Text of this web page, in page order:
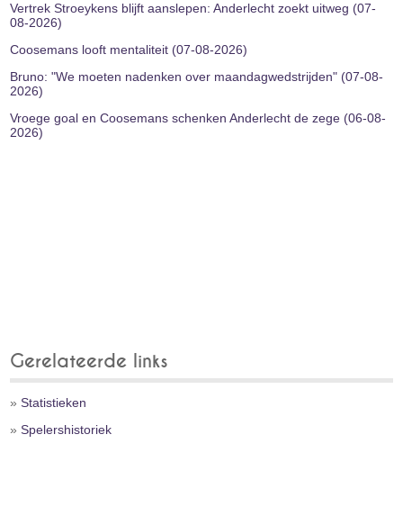
Vertrek Stroeykens blijft aanslepen: Anderlecht zoekt uitweg (07-
08-2026)
Coosemans looft mentaliteit (07-08-2026)
Bruno: "We moeten nadenken over maandagwedstrijden" (07-08-
2026)
Vroege goal en Coosemans schenken Anderlecht de zege (06-08-
2026)
Gerelateerde links
»Statistieken
»Spelershistoriek